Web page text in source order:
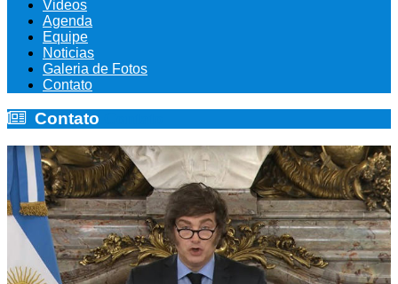
Videos
Agenda
Equipe
Noticias
Galeria de Fotos
Contato
Contato